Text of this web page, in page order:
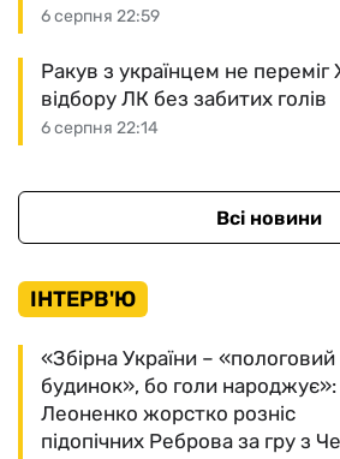
6 серпня 22:59
6 серпня 22:14
Ракув з українцем не
відбору ЛК без забитих голів
Всі новини
ІНТЕРВ'Ю
«Збірна України – «пологовий
будинок», бо голи народжує»:
Леоненко жорстко розніс
підопічних Реброва за гру з